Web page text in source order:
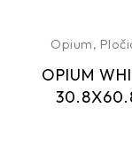
Opium,
OPIUM